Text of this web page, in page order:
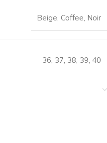
Beige Coffee Noir
36 37 38 39 40